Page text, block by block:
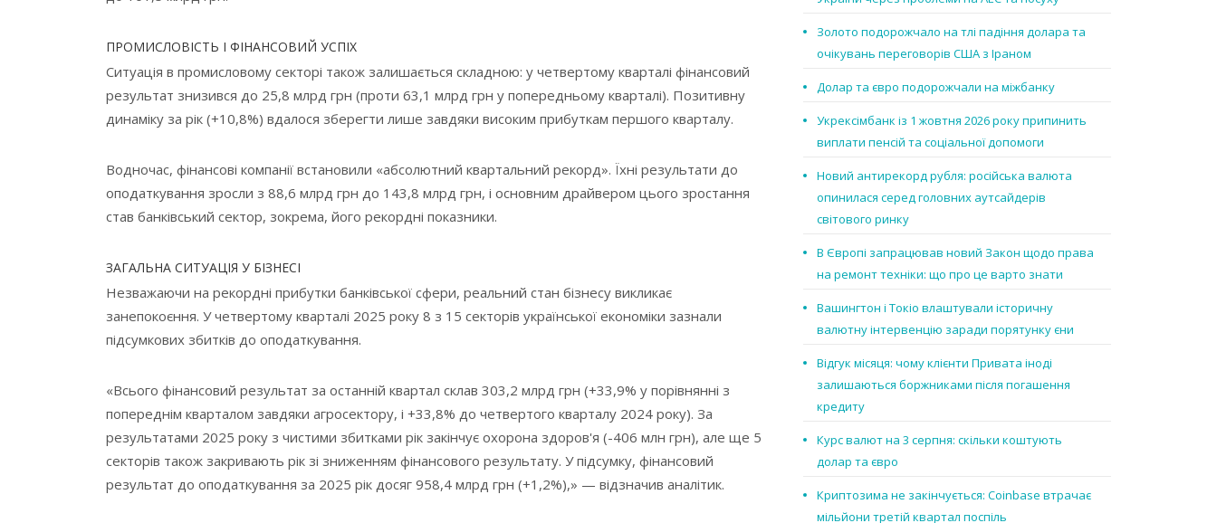
ПРОМИСЛОВІСТЬ І ФІНАНСОВИЙ УСПІХ
Ситуація в промисловому секторі також залишається складною: у четвертому кварталі фінансовий
результат знизився до 25,8 млрд грн (проти 63,1 млрд грн у попередньому кварталі). Позитивну
динаміку за рік (+10,8%) вдалося зберегти лише завдяки високим прибуткам першого кварталу.
Водночас, фінансові компанії встановили «абсолютний квартальний рекорд». Їхні результати до
оподаткування зросли з 88,6 млрд грн до 143,8 млрд грн, і основним драйвером цього зростання
став банківський сектор, зокрема, його рекордні показники.
ЗАГАЛЬНА СИТУАЦІЯ У БІЗНЕСІ
Незважаючи на рекордні прибутки банківської сфери, реальний стан бізнесу викликає
занепокоєння. У четвертому кварталі 2025 року 8 з 15 секторів української економіки зазнали
підсумкових збитків до оподаткування.
«Всього фінансовий результат за останній квартал склав 303,2 млрд грн (+33,9% у порівнянні з
попереднім кварталом завдяки агросектору, і +33,8% до четвертого кварталу 2024 року). За
результатами 2025 року з чистими збитками рік закінчує охорона здоров'я (-406 млн грн), але ще 5
секторів також закривають рік зі зниженням фінансового результату. У підсумку, фінансовий
результат до оподаткування за 2025 рік досяг 958,4 млрд грн (+1,2%),» — відзначив аналітик.
Золото подорожчало на тлі падіння долара та
очікувань переговорів США з Іраном
Долар та євро подорожчали на міжбанку
Укрексімбанк із 1 жовтня 2026 року припинить
виплати пенсій та соціальної допомоги
Новий антирекорд рубля: російська валюта
опинилася серед головних аутсайдерів
світового ринку
В Європі запрацював новий Закон щодо права
на ремонт техніки: що про це варто знати
Вашингтон і Токіо влаштували історичну
валютну інтервенцію заради порятунку єни
Відгук місяця: чому клієнти Привата іноді
залишаються боржниками після погашення
кредиту
Курс валют на 3 серпня: скільки коштують
долар та євро
Криптозима не закінчується: Coinbase втрачає
мільйони третій квартал поспіль